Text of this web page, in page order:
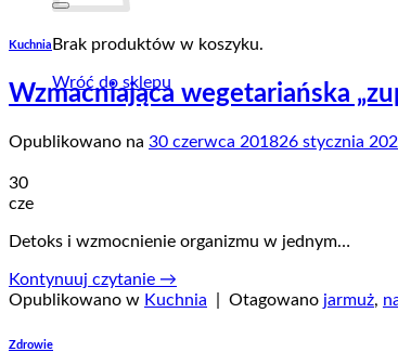
Brak produktów w koszyku.
Wróć do sklepu
Kuchnia
Wzmacniająca wegetariańska
Opublikowano na 30 czerwca 201826 stycznia
30
cze
Detoks i wzmocnienie organizmu w jednym…
Kontynuuj czytanie →
Opublikowano w Kuchnia Otagowano jarmuż,
Zdrowie